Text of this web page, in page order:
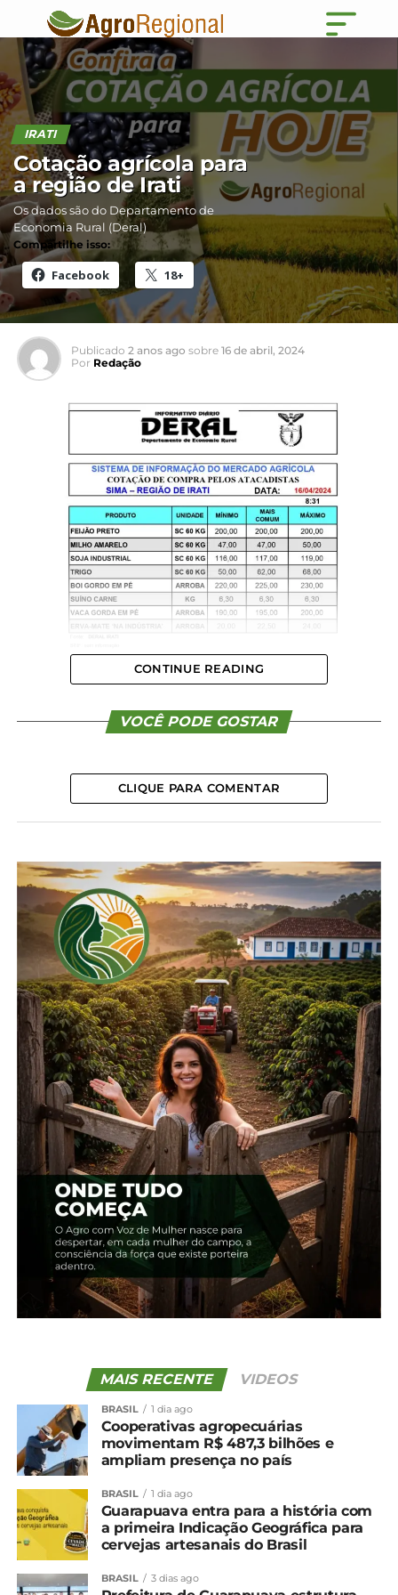
IRATI
Cotação agrícola para
a região de Irati
Os dados são do Departamento de
Economia Rural (Deral)
Compartilhe isso:
Facebook 18+
Publicado 2 anos ago sobre 16 de abril, 2024
Por Redação
Compartilhe isso:
Facebook 18+
Relacionado
Cotação agrícola para
região de Irati
5 de fevereiro, 2024
Em "Irati"
Cotação agrícola para
região de Irati
15 de fevereiro, 2024
Em "Irati"
Cotação agrícola para a
região de Irati
27 de fevereiro, 2024
Em "Irati"
TÓPICOS RELACIONADOS:
UP NEXT
Cotação agrícola para a região de Irati
CONTINUE READING
VOCÊ PODE GOSTAR
CLIQUE PARA COMENTAR
MAIS RECENTE VIDEOS
BRASIL 1 dia ago
Cooperativas agropecuárias
movimentam R$ 487,3 bilhões e
ampliam presença no país
BRASIL 1 dia ago
Guarapuava entra para a história com
a primeira Indicação Geográfica para
cervejas artesanais do Brasil
BRASIL 3 dias ago